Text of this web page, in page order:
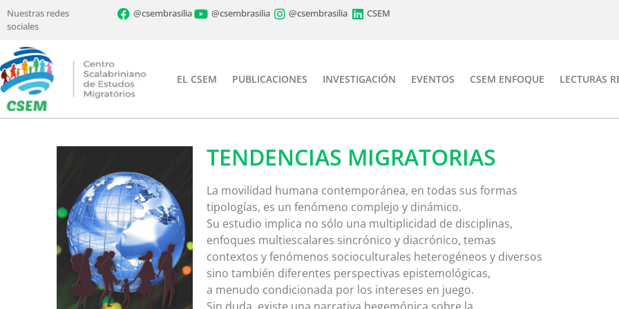
Nuestras redes
sociales
@csembrasilia @csembrasilia @csembrasilia CSEM
EL CSEM PUBLICACIONES INVESTIGACIÓN EVENTOS CSEM ENFOQUE LECTURAS
TENDENCIAS MIGRATORIAS
La movilidad humana contemporánea, en todas sus formas
tipologías, es un fenómeno complejo y dinámico.
Su estudio implica no sólo una multiplicidad de disciplinas,
enfoques multiescalares sincrónico y diacrónico, temas
contextos y fenómenos socioculturales heterogéneos y diversos
sino también diferentes perspectivas epistemológicas,
a menudo condicionada por los intereses en juego.